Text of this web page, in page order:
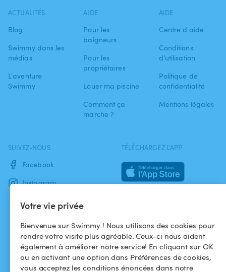
Votre vie privée
Bienvenue sur Swimmy ! Nous utilisons des cookies pour
rendre votre visite plus agréable. Ceux-ci nous aident
également à améliorer notre service! En cliquant sur OK
ou en activant une option dans Préférences de cookies,
vous acceptez les conditions énoncées dans notre
ACTUALITÉS
Blog
Swimmy dans les
médias
L'aventure
Swimmy
AIDE
Pour les
baigneurs
Pour les
propriétaires
Louer ma piscine
Comment ça
marche ?
AIDE
Centre d'aide
Conditions
d'utilisation
Politique de
confidentialité
Mentions légales
SUIVEZ-NOUS
Facebook
Instagram
TÉLÉCHARGEZ L'APP